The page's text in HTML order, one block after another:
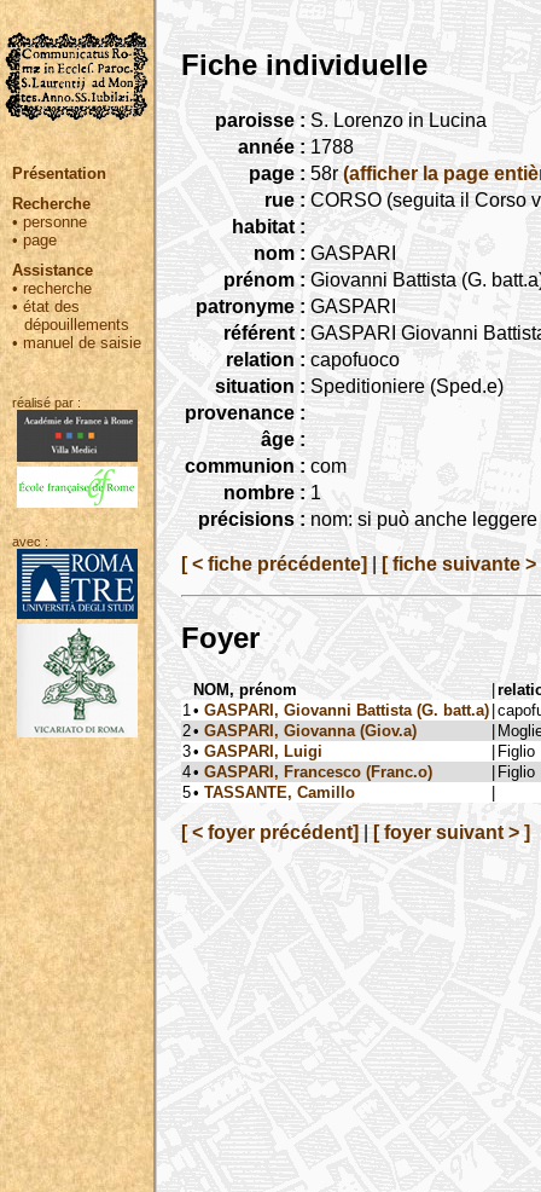
Présentation
Recherche
• personne
•page
Assistance
• recherche
•état des
dépouillements
•manuel de saisie
réalisé par :
avec :
Fiche individuelle
paroisse : S. Lorenzo in Lucina
année : 1788
page : 58r (afficher la page
rue : CORSO (seguita il Corso
habitat :
nom : GASPARI
prénom : Giovanni Battista (G.
patronyme : GASPARI
référent : GASPARI Giovanni
relation : capofuoco
situation : Speditioniere (Sped.e)
provenance :
âge :
communion : com
nombre : 1
précisions : nom: si può anche
[ < fiche précédente] [ fiche suivante >
Foyer
NOM, prénom |
1 • GASPARI, Giovanni Battista (G. batt.a) |
2• GASPARI, Giovanna (Giov.a) |
3• GASPARI, Luigi | Figlio
4• GASPARI, Francesco (Franc.o) | Figlio
5• TASSANTE, Camillo |
[ < foyer précédent] [ foyer suivant > ]